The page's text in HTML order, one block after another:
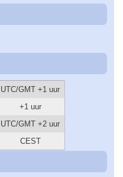
UTC/GMT +1 uur
+1 uur
UTC/GMT +2 uur
CEST